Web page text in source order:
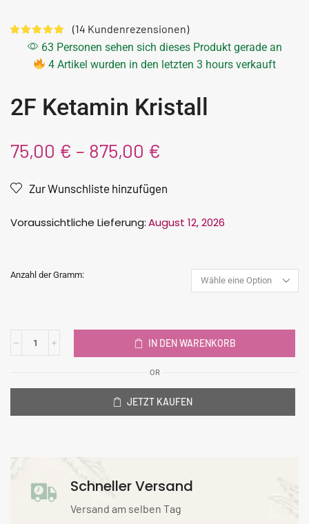
(14 Kundenrezensionen)
63 Personen sehen sich dieses Produkt gerade an
4 Artikel wurden in den letzten 3 hours verkauft
2F Ketamin Kristall
75,00 € – 875,00 €
Zur Wunschliste hinzufügen
Voraussichtliche Lieferung:August 12, 2026
Anzahl der Gramm:
IN DEN WARENKORB
OR
JETZT KAUFEN
Schneller Versand
Versand am selben Tag